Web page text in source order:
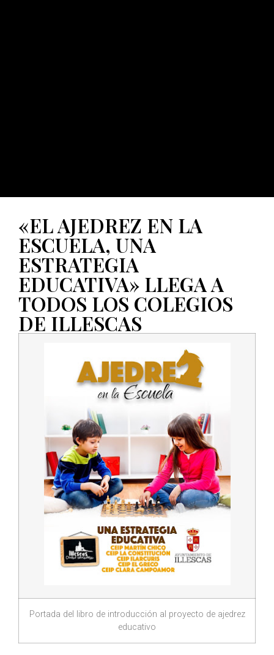
«EL AJEDREZ EN LA
ESCUELA, UNA
ESTRATEGIA
EDUCATIVA» LLEGA A
TODOS LOS COLEGIOS
DE ILLESCAS
Portada del libro de introducción al proyecto de ajedrez
educativo